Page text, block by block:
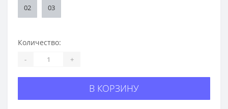
02 03
Количество:
- +
В КОРЗИНУ